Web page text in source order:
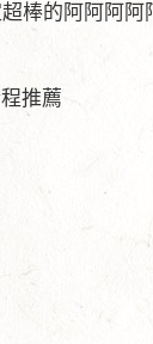
棒的阿阿阿阿